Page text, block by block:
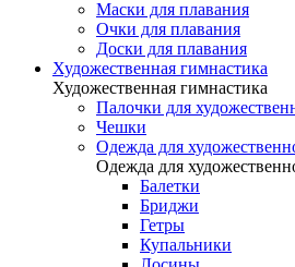
Маски для плавания
Очки для плавания
Доски для плавания
Художественная гимнастика
Художественная гимнастика
Палочки для
Чешки
Одежда для
Одежда для
Балетки
Бриджи
Гетры
Купальники